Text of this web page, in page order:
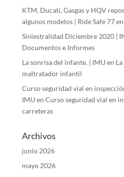
KTM, Ducati, Gasgas y HQV
algunos modelos | Ride Safe 77en
Siniestralidad Diciembre 2020 |
Documentos e Informes
La sonrisa del infante. | IMU en
maltratador infantil
Curso seguridad vial en
IMU en Curso seguridad vial en
carreteras
Archivos
junio 2026
mayo 2026